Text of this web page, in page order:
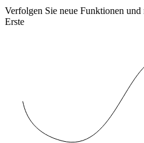
Verfolgen Sie neue Funktionen und
Erste